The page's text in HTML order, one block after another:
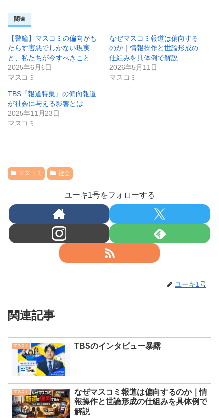
関連
【警鐘】マスコミの偏向がも
たらす害悪でしかない現実
と、私たちが今すべきこと
2025年6月6日
マスコミ
なぜマスコミ報道は偏向する
のか｜情報操作と世論形成の
仕組みを具体例で解説
2026年5月11日
マスコミ
TBS『報道特集』の偏向報道
が社会に与える影響とは
2025年11月23日
マスコミ
マスコミ 社会
ユーキ1号をフォローする
ユーキ1号
関連記事
マスコミ TBSのインタビュー暴露
マスコミ
なぜマスコミ報道は偏向するのか｜情
報操作と世論形成の仕組みを具体例で
解説